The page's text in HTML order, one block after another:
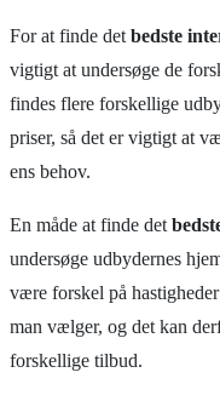
For at finde det bedste
vigtigt at undersøge de
findes flere forskellige
priser, så det er vigtigt at
ens behov.
En måde at finde det
undersøge udbydernes
være forskel på
man vælger, og det kan
forskellige tilbud.